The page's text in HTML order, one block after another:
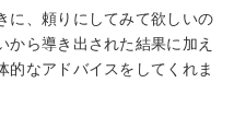
に、頼りにしてみて欲しいの
から導き出された結果に加え
的なアドバイスをしてくれま